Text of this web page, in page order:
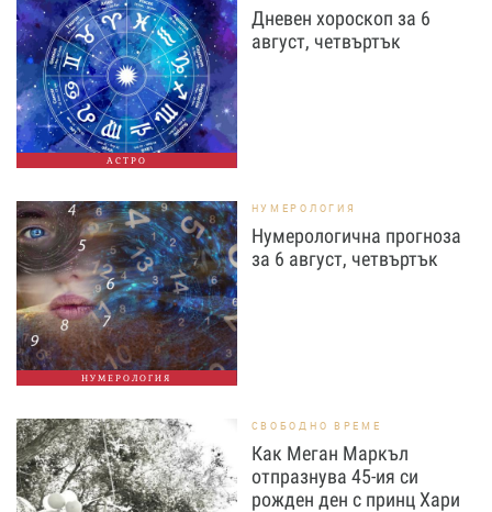
АСТРО
Дневен хороскоп за 6
август, четвъртък
НУМЕРОЛОГИЯ
НУМЕРОЛОГИЯ
Нумерологична прогноза
за 6 август, четвъртък
СВОБОДНО ВРЕМЕ
Как Меган Маркъл
отпразнува 45-ия си
рожден ден с принц Хари